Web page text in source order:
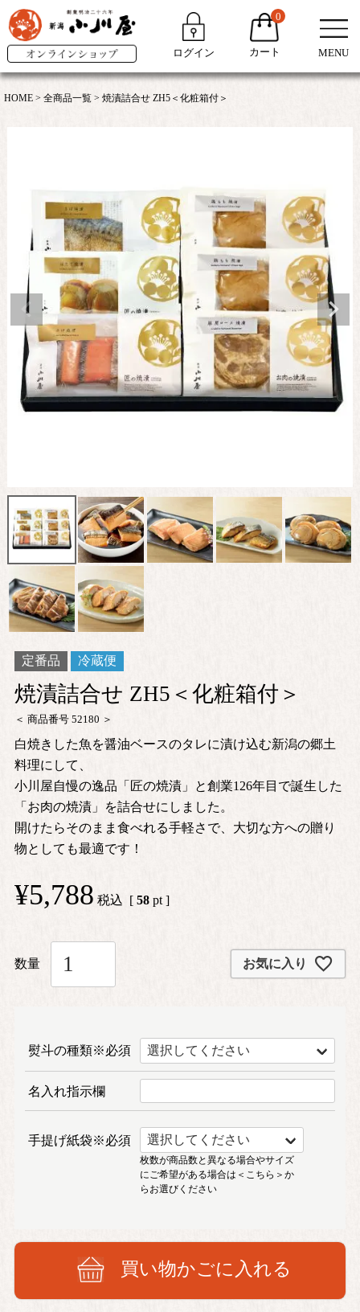
ログイン
0
カート MENU
HOME 全商品一覧 焼漬詰合せ ZH5＜化粧箱付＞
定番品 冷蔵便
焼漬詰合せ ZH5＜化粧箱付＞
商品番号 52180
白焼きした魚を醤油ベースのタレに漬け込む新潟の郷土
料理にして、
小川屋自慢の逸品「匠の焼漬」と創業126年目で誕生した
「お肉の焼漬」を詰合せにしました。
開けたらそのまま食べれる手軽さで、大切な方への贈り
物としても最適です！
¥5,788 税込 [ 58 pt ]
お気に入り
買い物かごに入れる
熨斗の種類※必須
名入れ指示欄
手提げ紙袋※必須
枚数が商品数と異なる場合やサイズ
にご希望がある場合は ＜こちら＞か
らお選びください